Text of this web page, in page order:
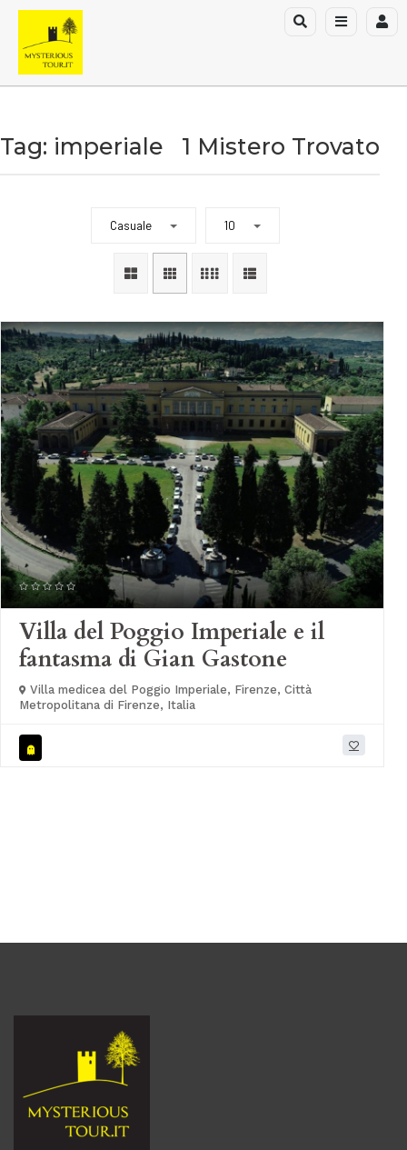
Tag: imperiale 1 Mistero Trovato
Casuale 10
Villa del Poggio Imperiale e il
fantasma di Gian Gastone
Villa medicea del Poggio Imperiale, Firenze, Città
Metropolitana di Firenze, Italia